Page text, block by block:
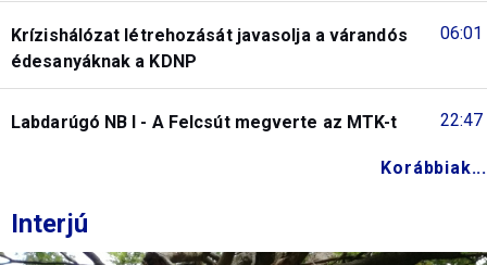
06:01
Krízishálózat létrehozását javasolja a várandós
édesanyáknak a KDNP
22:47
Labdarúgó NB I - A Felcsút megverte az MTK-t
Korábbiak...
Interjú